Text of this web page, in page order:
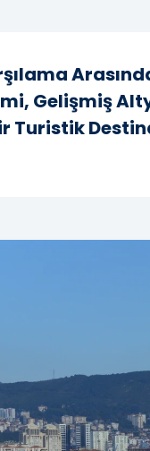
Gelişmiş
Turistik